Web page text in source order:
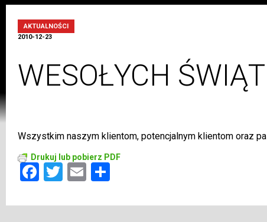
AKTUALNOŚCI
2010-12-23
WESOŁYCH
Wszystkim naszym klientom, potencjalnym klientom oraz
Drukuj lub pobierz PDF
Facebook
Twitter
Email